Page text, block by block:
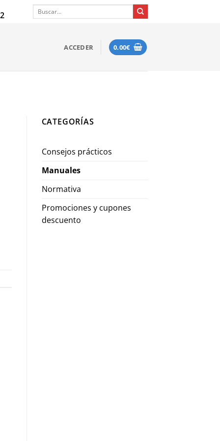
Buscar
ACCEDER 0.00€
CATEGORÍAS
Consejos prácticos
Manuales
Normativa
Promociones y cupones
descuento